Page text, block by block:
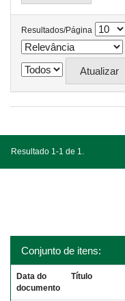
Resultados/Página
Resultado 1-1 de 1.
Conjunto de itens:
Data do
documento
Título